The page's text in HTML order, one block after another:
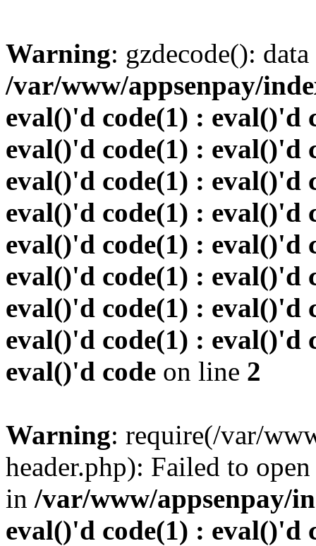
Warning: gzdecode():
/var/www/appsenpay/
eval()'d code(1) : eval()'d
eval()'d code(1) : eval()'d
eval()'d code(1) : eval()'d
eval()'d code(1) : eval()'d
eval()'d code(1) : eval()'d
eval()'d code(1) : eval()'d
eval()'d code(1) : eval()'d
eval()'d code(1) : eval()'d
eval()'d code on line 2
Warning: require(/var/
header.php): Failed to
in /var/www/appsenpay/
eval()'d code(1) : eval()'d